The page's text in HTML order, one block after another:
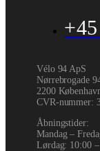
Vélo 94 ApS
Nørrebrogade
2200
CVR-nummer:
Åbningstider:
Mandag –
Lørdag: 10:00